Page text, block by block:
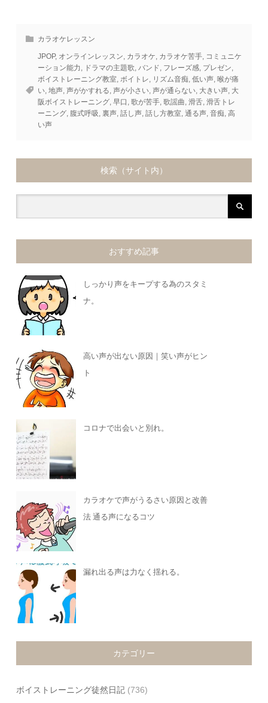
カラオケレッスン
JPOP, オンラインレッスン カラオケ カラオケ苦手 コミュニケ
ーション能力
ドラマの主題歌 バンド フレーズ感 プレゼン
ボイストレーニング教室 ボイトレ リズム音痴 ,低い声 ,喉が痛
い ,地声 ,声がかすれる ,声が小さい ,声が通らない 大きい声 大
阪ボイストレーニング ,早口 ,歌が苦手 ,歌謡曲 ,滑舌 ,滑舌トレ
ーニング 腹式呼吸 ,裏声 ,話し声 ,話し方教室 ,通る声 ,音痴 ,高
い声
検索（サイト内）
おすすめ記事
しっかり声をキープする為のスタミ
ナ。
高い声が出ない原因｜笑い声がヒン
ト
コロナで出会いと別れ。
カラオケで声がうるさい原因と改善
法 通る声になるコツ
漏れ出る声は力なく揺れる。
カテゴリー
ボイストレーニング徒然日記 (736)